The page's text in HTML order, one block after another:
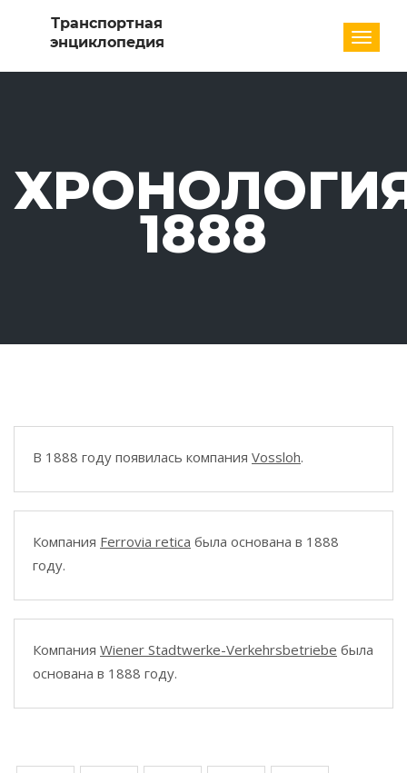
1888
В 1888 году появилась компания Vossloh.
Компания Ferrovia retica была основана в 1888
году.
Компания Wiener Stadtwerke-Verkehrsbetriebe была
основана в 1888 году.